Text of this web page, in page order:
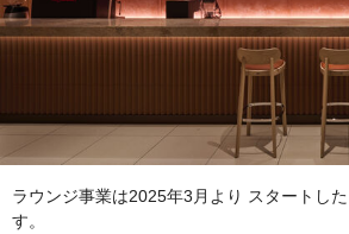
ラウンジ事業は2025年3月より スタートし
す。